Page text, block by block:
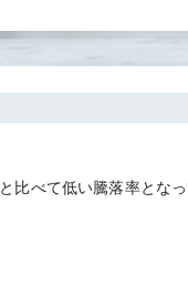
と比べて低い騰落率とな